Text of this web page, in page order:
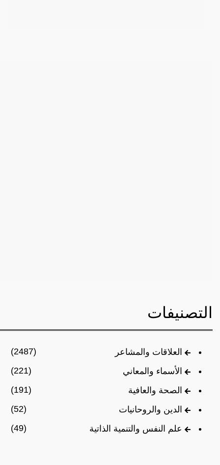
التصنيفات
العلاقات والمشاعر
(2487)
الأسماء والمعاني
(221)
الصحة والعافية
(191)
الدين والروحانيات
(52)
علم النفس والتنمية الذاتية
(49)